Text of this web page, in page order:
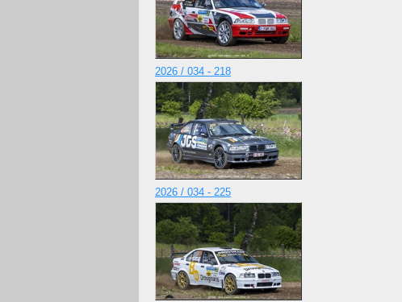
2026 / 034 - 218
2026 / 034 - 225